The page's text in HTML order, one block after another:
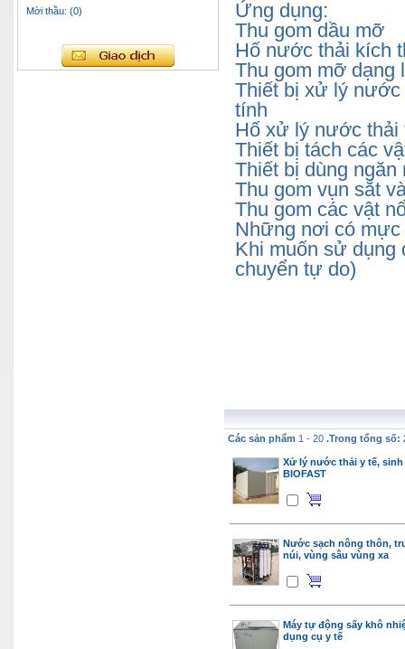
Mời thầu: (0)
Ứng dụng:
Thu gom dầu mỡ
Hố nước thải kích
Thu gom mỡ dạng
Thiết bị xử lý nước
tính
Hố xử lý nước thải
Thiết bị tách các
Thiết bị dùng
Thu gom vụn sắt
Thu gom các vật
Những nơi có
Khi muốn sử dụng
chuyển tự do)
Các sản phẩm 1 - 20 .Trong tổng số:
Xử lý nước thải y tế,
BIOFAST
Nước sạch nông thôn,
núi, vùng sâu vùng xa
Máy tự động sấy khô
dụng cụ y tế